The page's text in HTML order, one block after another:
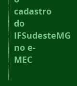
cadastro
do
IFSudesteMG
no e-
MEC